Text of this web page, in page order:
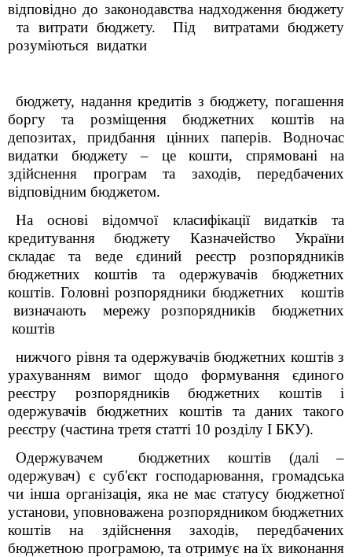
відповідно до законодавства надходження бюджету
та витрати бюджету. Під витратами бюджету
розуміються видатки
бюджету, надання кредитів з бюджету, погашення
боргу та розміщення бюджетних коштів на
депозитах, придбання цінних паперів. Водночас
видатки бюджету – це кошти, спрямовані на
здійснення програм та заходів, передбачених
відповідним бюджетом.
На основі відомчої класифікації видатків та
кредитування бюджету Казначейство України
складає та веде єдиний реєстр розпорядників
бюджетних коштів та одержувачів бюджетних
коштів. Головні розпорядники бюджетних коштів
визначають мережу розпорядників бюджетних
коштів
нижчого рівня та одержувачів бюджетних коштів з
урахуванням вимог щодо формування єдиного
реєстру розпорядників бюджетних коштів і
одержувачів бюджетних коштів та даних такого
реєстру (частина третя статті 10 розділу I БКУ).
Одержувачем бюджетних коштів (далі –
одержувач) є суб'єкт господарювання, громадська
чи інша організація, яка не має статусу бюджетної
установи, уповноважена розпорядником бюджетних
коштів на здійснення заходів, передбачених
бюджетною програмою, та отримує на їх виконання